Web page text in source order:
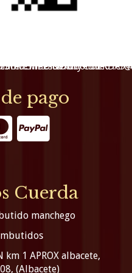
1.8270583!16s%2Fg%2F11g9mbz3md?hl=es&entry=ttu
pago
Cuerda
manchego
km 1 APROX albacete,
, (Albacete)